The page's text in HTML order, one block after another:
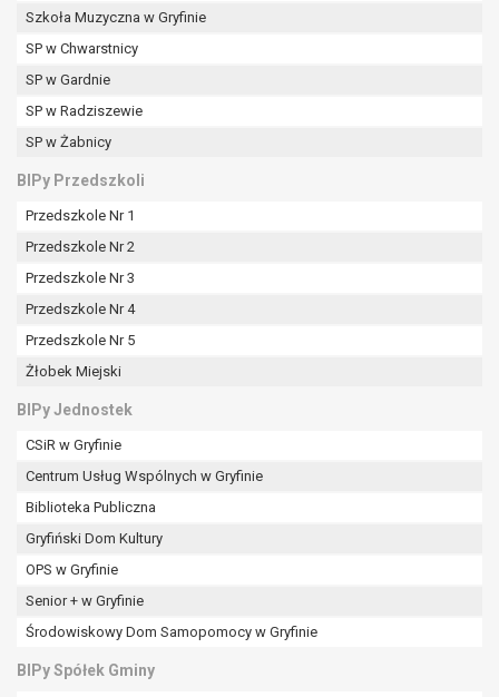
Szkoła Muzyczna w Gryfinie
SP w Chwarstnicy
SP w Gardnie
SP w Radziszewie
SP w Żabnicy
BIPy Przedszkoli
Przedszkole Nr 1
Przedszkole Nr 2
Przedszkole Nr 3
Przedszkole Nr 4
Przedszkole Nr 5
Żłobek Miejski
BIPy Jednostek
CSiR w Gryfinie
Centrum Usług Wspólnych w Gryfinie
Biblioteka Publiczna
Gryfiński Dom Kultury
OPS w Gryfinie
Senior + w Gryfinie
Środowiskowy Dom Samopomocy w Gryfinie
BIPy Spółek Gminy
Prezes Urzędu Ochrony Danych Osobowych.
W zależności od sfery, w której przetwarzane są
dane osobowe, podanie danych osobowych jest
dobrowolne albo jest wymogiem ustawowym lub
Pani/Pana dane nie będą poddawane
zautomatyzowanemu podejmowaniu decyzji, w